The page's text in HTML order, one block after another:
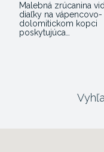
Malebná zrúcanina
diaľky na vápencovo-
dolomitickom kopci
poskytujúca…